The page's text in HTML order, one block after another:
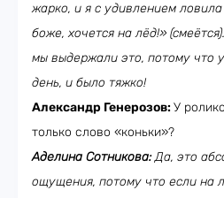
жарко, и я с удивлением
боже, хочется на лёд!»
мы выдержали это, потому что
день, и было тяжко!
Александр Генерозов:У
только слово «коньки»?
Аделина Сотникова:Да, это
ощущения, потому что если на